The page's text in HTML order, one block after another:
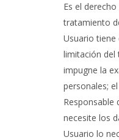
Es el
tratamiento
Usuario tiene
limitación del
impugne la
personales;
Responsable
necesite los
Usuario lo